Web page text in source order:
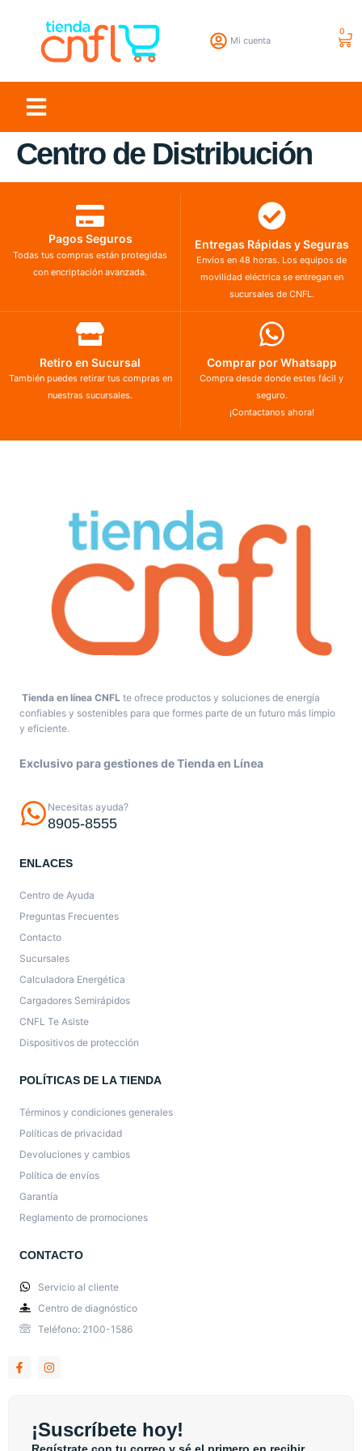
Mi cuenta
0
Centro de Distribución
Pagos Seguros
Todas tus compras están protegidas
con encriptación avanzada.
Entregas Rápidas y Seguras
Envíos en 48 horas. Los equipos de
movilidad eléctrica se entregan en
sucursales de CNFL.
Retiro en Sucursal
También puedes retirar tus compras en
nuestras sucursales.
Comprar por Whatsapp
Compra desde donde estes fácil y
seguro.
¡Contactanos ahora!
Tienda en línea CNFL te ofrece productos y soluciones de energía
confiables y sostenibles para que formes parte de un futuro más limpio
y eficiente.
Exclusivo para gestiones de Tienda en Línea
Necesitas ayuda?
8905-8555
ENLACES
Centro de Ayuda
Preguntas Frecuentes
Contacto
Sucursales
Calculadora Energética
Cargadores Semirápidos
CNFL Te Asiste
Dispositivos de protección
POLÍTICAS DE LA TIENDA
Términos y condiciones generales
Políticas de privacidad
Devoluciones y cambios
Política de envíos
Garantía
Reglamento de promociones
CONTACTO
Servicio al cliente
Centro de diagnóstico
Teléfono: 2100-1586
¡Suscríbete hoy!